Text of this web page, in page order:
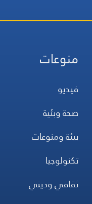
منوعات
فيديو
صحة وبئية
بيئة ومنوعات
تكنولوجيا
ثقافي وديني